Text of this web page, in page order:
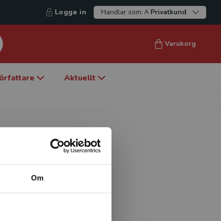
Om
Logga in Handlar som: Privatkund
Varukorg
Aktuellt